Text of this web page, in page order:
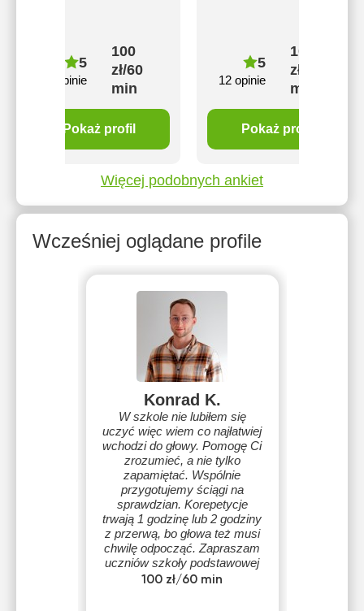
5
36 opinie
100
zł/60
min
Pokaż profil
5
12 opinie
100
zł/60
min
Pokaż profil
Więcej podobnych ankiet
Wcześniej oglądane profile
Konrad K.
W szkole nie lubiłem się
uczyć więc wiem co najłatwiej
wchodzi do głowy. Pomogę Ci
zrozumieć, a nie tylko
zapamiętać. Wspólnie
przygotujemy ściągi na
sprawdzian. Korepetycje
trwają 1 godzinę lub 2 godziny
z przerwą, bo głowa też musi
chwilę odpocząć. Zapraszam
uczniów szkoły podstawowej
oraz uczniów liceum i
100 zł/60 min